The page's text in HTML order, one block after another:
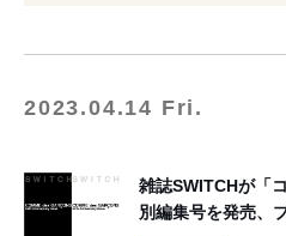
2023.04.14 Fri.
雑誌SWITCHが「
別編集号を発売、